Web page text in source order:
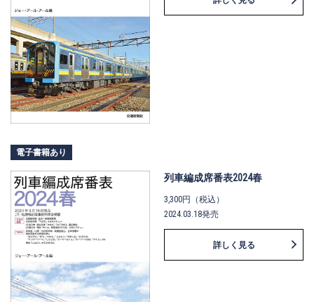
電子書籍あり
列車編成席番表2024春
3,300円（税込）
2024.03.18発売
詳しく見る